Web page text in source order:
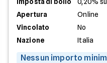
Apertura
Online
Vincolato
No
Nazione
Italia
Nessun importo